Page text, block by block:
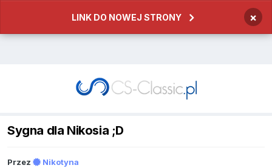
LINK DO NOWEJ STRONY ×
Sygna dla Nikosia ;D
Przez
Nikotyna